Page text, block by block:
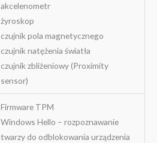
akcelenometr
żyroskop
czujnik pola magnetycznego
czujnik natężenia światła
czujnik zbliżeniowy (Proximity
sensor)
Firmware TPM
Windows Hello – rozpoznawanie
twarzy do odblokowania urządzenia